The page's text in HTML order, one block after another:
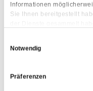
Informationen
Sie Ihnen bereitgestellt
Datenschutzniveau
einem staatlichen Zugriff
Einwilligung zur Cookie
die Cookie - Einstellungen
Notwendig
Präferenzen